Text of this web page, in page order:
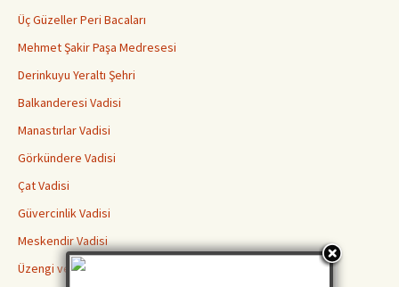
Üç Güzeller Peri Bacaları
Mehmet Şakir Paşa Medresesi
Derinkuyu Yeraltı Şehri
Balkanderesi Vadisi
Manastırlar Vadisi
Görkündere Vadisi
Çat Vadisi
Güvercinlik Vadisi
Meskendir Vadisi
Üzengi ve Gomeda Vadileri